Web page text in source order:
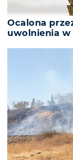
Ocalona
uwolnienia w